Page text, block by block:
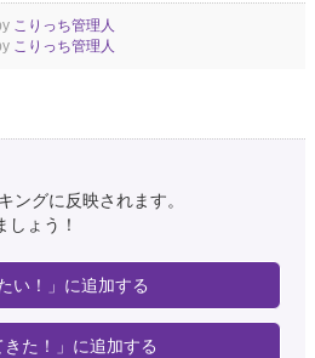
こりっち管理人
こりっち管理人
ングに反映されます。
ょう！
い！」に追加する
きた！」に追加する